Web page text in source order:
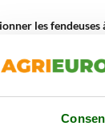
les
Les filtres
travail.
moteur à essence